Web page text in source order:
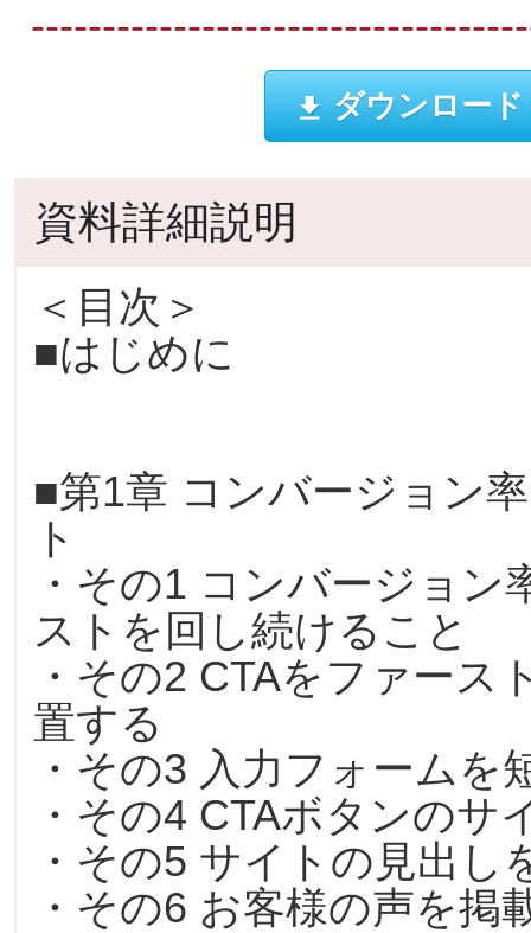
ダウンロー
資料詳細説明
＜目次＞
■はじめに
■第1章 コンバージョン
ト
・その1 コンバージョ
ストを回し続けること
・その2 CTAをファース
置する
・その3 入力フォームを
・その4 CTAボタンのサ
・その5 サイトの見出し
・その6 お客様の声を掲